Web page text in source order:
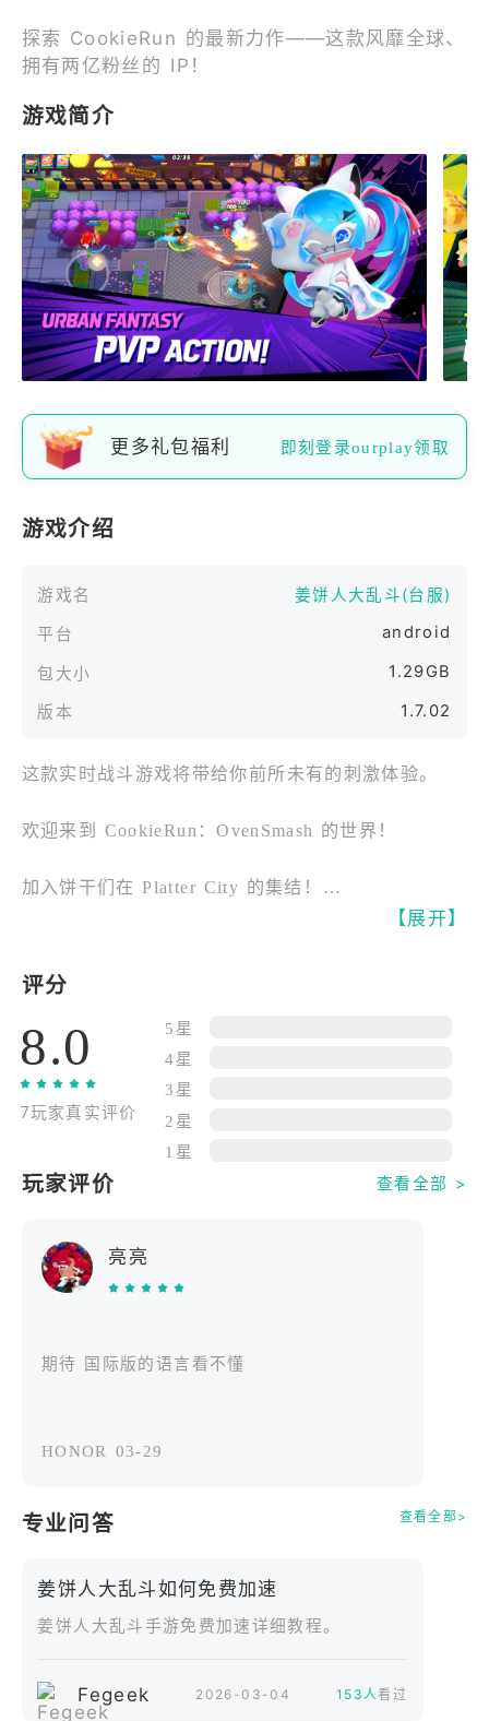
探索 CookieRun 的最新力作——这款风靡全球、
拥有两亿粉丝的 IP！
游戏简介
更多礼包福利 即刻登录ourplay领取
游戏介绍
游戏名
姜饼人大乱斗(台服)
平台
android
包大小 1.29GB
版本 1.7.02
这款实时战斗游戏将带给你前所未有的刺激体验。
欢迎来到 CookieRun：OvenSmash 的世界！
加入饼干们在 Platter City 的集结！
踏入一个超乎你想象的饼干都市奇幻世界！
竭尽全力去实现你的愿望！
1. 沉浸式都市奇幻
在令人惊叹的都市奇幻世界中展开激战！
为了争夺霸权而战。
2. 深度策略战斗
效应，主宰战场。
扭转战局！
一张卡牌就能扭转战局！
【展开】
评分
8.0
7玩家真实评价
5星
4星
3星
2星
1星
玩家评价 查看全部 >
亮亮
期待 国际版的语言看不懂
HONOR 03-29
专业问答 查看全部>
姜饼人大乱斗如何免费加速
姜饼人大乱斗手游免费加速详细教程。
Fegeek 2026-03-04 153人看过